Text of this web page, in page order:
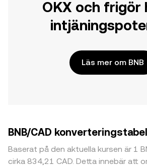
OKX och frigör
Läs mer om BNB
BNB/CAD
Baserat på den aktuella kursen är 1
cirka 834,21 CAD. Detta innebär att